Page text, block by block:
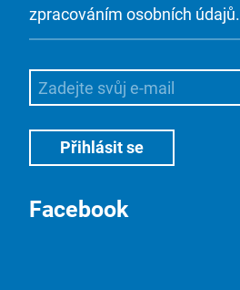
zpracováním osobních údajů.
Facebook